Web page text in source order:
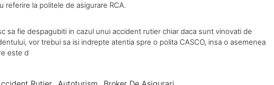
referire la politele de asigurare RCA.
sa fie despagubiti in cazul unui accident rutier chiar daca sunt vinovati de
vor trebui sa isi indrepte atentia spre o polita CASCO, insa o asemenea
este d